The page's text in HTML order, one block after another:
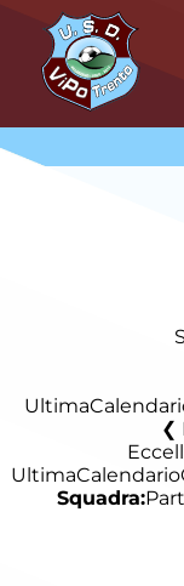
Ultima
UltimaCalendario
Squadra: